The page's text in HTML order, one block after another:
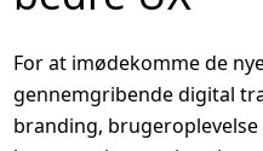
For at imødekomme de
gennemgribende digital
branding, brugeroplevelse